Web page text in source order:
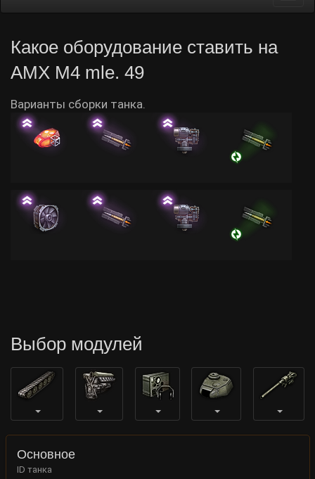
Какое оборудование ставить на
AMX M4 mle. 49
Варианты сборки танка.
Выбор модулей
Основное
ID танка